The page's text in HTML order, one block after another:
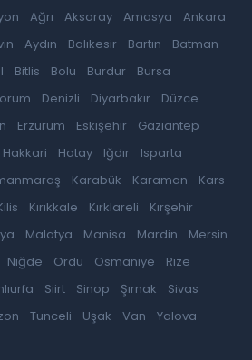
Ağrı Aksaray Amasya
Ankara
Aydın Balıkesir Bartın
Batman
Bitlis Bolu Burdur
Bursa
Denizli Diyarbakır
Düzce
Erzurum Eskişehir
Gaziantep
Hakkari Hatay Iğdır
Isparta
Karabük Karaman
Kars
Kırıkkale Kırklareli
Kırşehir
Malatya Manisa Mardin
Mersin
Niğde Ordu Osmaniye
Rize
Siirt Sinop Şırnak
Sivas
Tunceli Uşak Van
Yalova